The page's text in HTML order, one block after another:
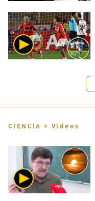
CIENCIA + Videos